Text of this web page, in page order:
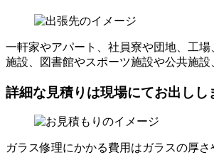
一軒家やアパート、社員寮や団地、工
施設、図書館やスポーツ施設や公共施
詳細な見積りは現場にてお出しし
ガラス修理にかかる費用はガラスの厚